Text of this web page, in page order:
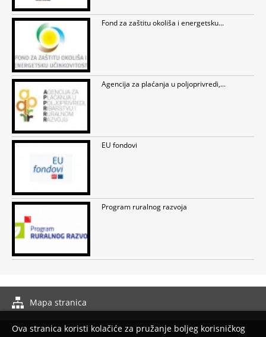
Fond za zaštitu okoliša i energetsku...
Agencija za plaćanja u poljoprivredi,...
EU fondovi
Program ruralnog razvoja
Mapa stranica
Ova stranica koristi kolačiće za pružanje boljeg korisničkog